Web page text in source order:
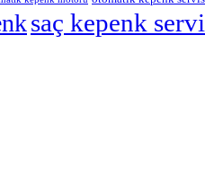
saç kepenk